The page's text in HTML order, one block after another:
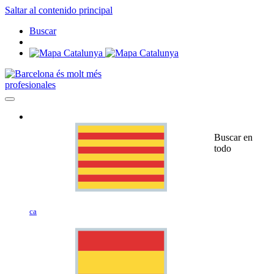
Saltar al contenido principal
Buscar
profesionales
ca
Buscar en
todo